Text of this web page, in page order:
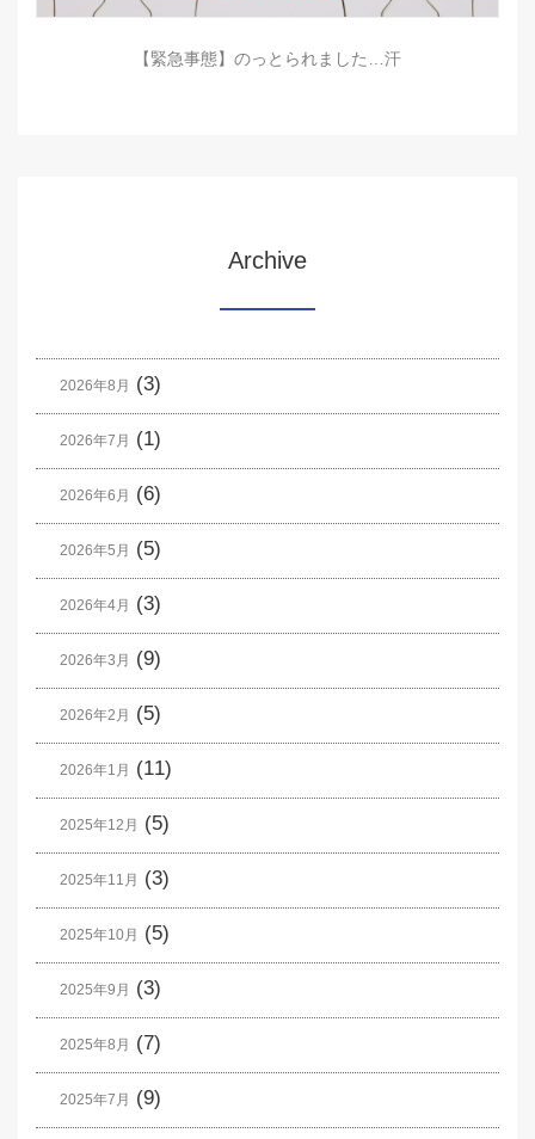
【緊急事態】のっとられました…汗
Archive
2026年8月 (3)
2026年7月 (1)
2026年6月 (6)
2026年5月 (5)
2026年4月 (3)
2026年3月 (9)
2026年2月 (5)
2026年1月 (11)
2025年12月 (5)
2025年11月 (3)
2025年10月 (5)
2025年9月 (3)
2025年8月 (7)
2025年7月 (9)